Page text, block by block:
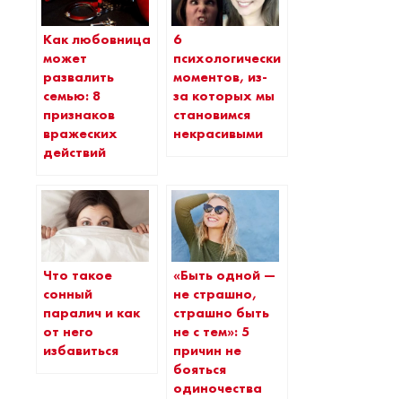
Как любовница
может
развалить
семью: 8
признаков
вражеских
действий
6
психологических
моментов, из-
за которых мы
становимся
некрасивыми
Что такое
сонный
паралич и как
от него
избавиться
«Быть одной —
не страшно,
страшно быть
не с тем»: 5
причин не
бояться
одиночества